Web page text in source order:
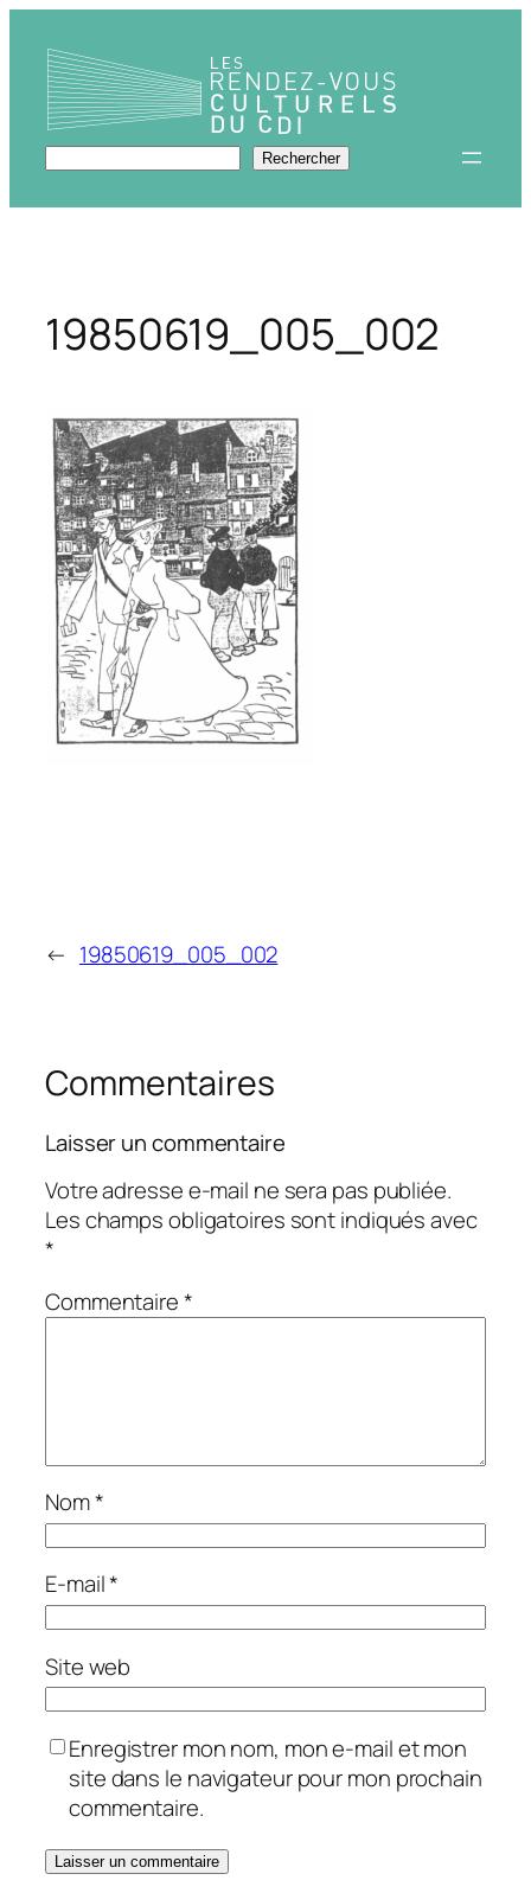
contenu
Rechercher Rechercher
19850619_005_002
← 19850619_005_002
Commentaires
Laisser un commentaire
Votre adresse e-mail ne sera pas publiée.
Les champs obligatoires sont indiqués avec
*
Commentaire*
Nom*
E-mail*
Site web
Enregistrer mon nom, mon e-mail et mon
site dans le navigateur pour mon prochain
commentaire.